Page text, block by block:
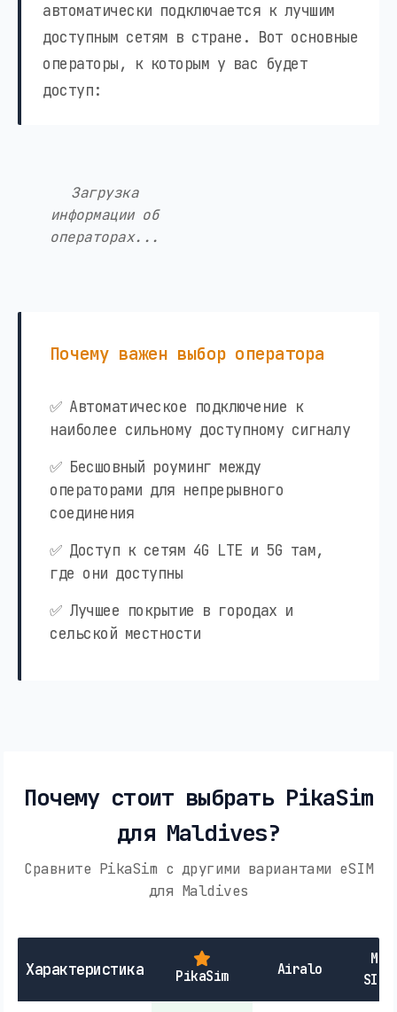
автоматически подключается к лучшим
доступным сетям в стране. Вот основные
операторы, к которым у вас будет
доступ:
Загрузка
информации об
операторах...
Почему важен выбор оператора
✅ Автоматическое подключение к
наиболее сильному доступному сигналу
✅ Бесшовный роуминг между
операторами для непрерывного
соединения
✅ Доступ к сетям 4G LTE и 5G там,
где они доступны
✅ Лучшее покрытие в городах и
сельской местности
Почему стоит выбрать PikaSim
для Maldives?
Сравните PikaSim с другими вариантами eSIM
для Maldives
Характеристика PikaSim Airalo
SIM-